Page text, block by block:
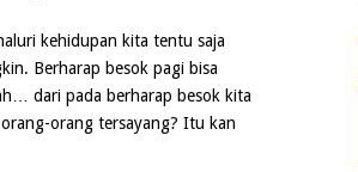
kehidupan kita tentu saja
Berharap besok pagi bisa
dari pada berharap besok kita
orang tersayang? Itu kan